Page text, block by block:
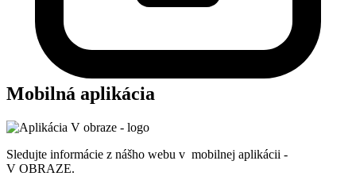
Mobilná aplikácia
Sledujte informácie z nášho webu v mobilnej aplikácii -
V OBRAZE.